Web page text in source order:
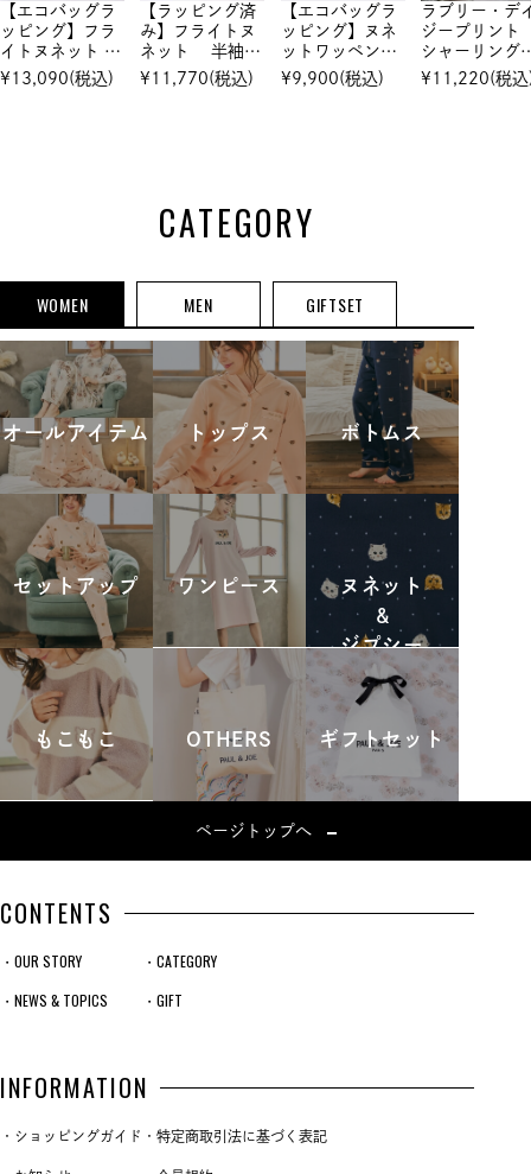
【エコバッグラ
ッピング】フラ
イトヌネット
半袖＆長ズボ
ン セットアッ
¥ 13,090(税込)
【ラッピング済
み】フライトヌ
ネット 半袖＆
長ズボン セッ
トアップ
¥ 11,770(税込)
【エコバッグラ
ッピング】ヌネ
ットワッペン
Tシャツ＆ハー
フパンツ セッ
¥9,900(税込)
ラブリー・デ
ジープリン
シャーリン
半袖セットア
¥ 11,220(税
CATEGORY
WOMEN MEN GIFTSET
オールアイテム トップス ボトムス
セットアップ ワンピース
ヌネット
&
ジプシー
もこもこ OTHERS ギフトセット
ページトップへ
CONTENTS
・OUR STORY
・NEWS & TOPICS
・CATEGORY
・GIFT
INFORMATION
・ショッピングガイド ・特定商取引法に基づく表記